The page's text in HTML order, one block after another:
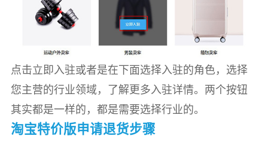
点击立即入驻或者是在下面选择入驻的角色，选择
您主营的行业领域，了解更多入驻详情。两个按钮
其实都是一样的，都是需要选择行业的。
淘宝特价版申请退货步骤